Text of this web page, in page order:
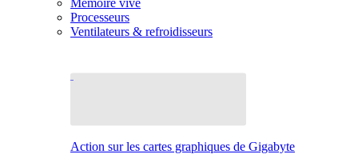
Mémoire vive
Processeurs
Ventilateurs & refroidisseurs
Action sur les cartes graphiques de Gigabyte